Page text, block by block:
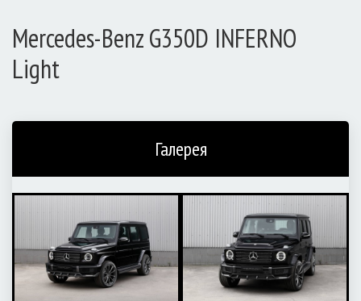
Mercedes-Benz G350D INFERNO
Light
Галерея